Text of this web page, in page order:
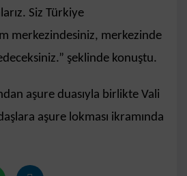
Siz Türkiye
merkezindesiniz, merkezinde
şeklinde konuştu.
aşure duasıyla birlikte Vali
aşure lokması ikramında